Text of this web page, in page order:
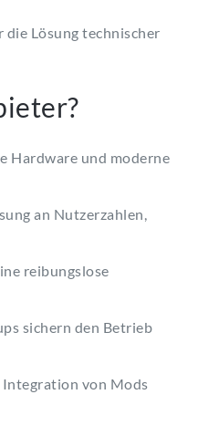
Lösung technischer
Hardware und moderne
an Nutzerzahlen,
reibungslose
sichern den Betrieb
Integration von Mods